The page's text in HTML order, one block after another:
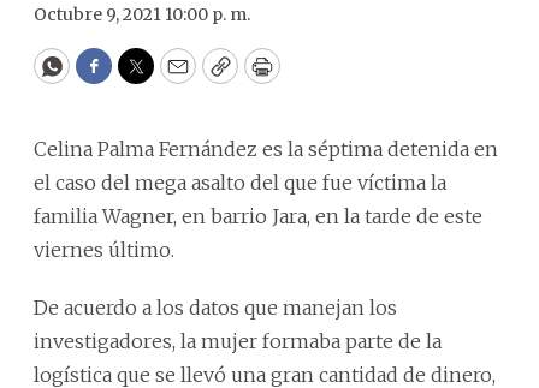
Octubre 9, 2021 10:00 p. m.
WhatsApp
Facebook
Twitter
EmailCopyPrint
Celina Palma Fernández es la séptima detenida en
el caso del mega asalto del que fue víctima la
familia Wagner, en barrio Jara, en la tarde de este
viernes último.
De acuerdo a los datos que manejan los
investigadores, la mujer formaba parte de la
logística que se llevó una gran cantidad de dinero,